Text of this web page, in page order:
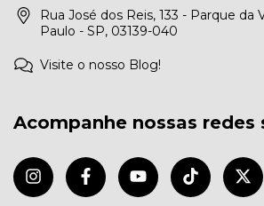
Rua José dos Reis, 133 - Parque da
Paulo - SP, 03139-040
Visite o nosso Blog!
Acompanhe nossas redes